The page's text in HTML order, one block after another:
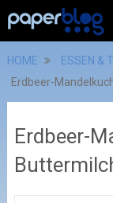
HOME
ESSEN &
Erdbeer-
Erdbeer-